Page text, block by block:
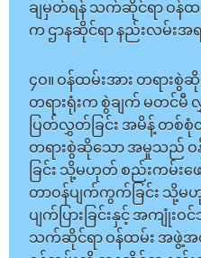
ချမှတ်ရန် သက်ဆိုင်ရာ ဝန်
က ဌာနဆိုင်ရာ နည်းလမ်း
၄ဝ။ ဝန်ထမ်းအား တရားစွဲ
တရားရုံးက စွဲချက် မတင်မီ
ပြတ်လွှတ်ခြင်း အမိန့် တစ်စုံ
တရားစွဲဆိုသော အမှုသည် ဝ
ခြင်း သို့မဟုတ် စည်းကမ်း
တာဝန်ပျက်ကွက်ခြင်း သို့
ပျက်ပြားခြင်းနှင့် အကျုံး
သက်ဆိုင်ရာ ဝန်ထမ်း အဖွဲ့အ